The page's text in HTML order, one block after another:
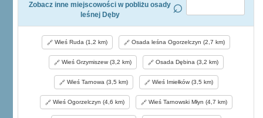
Zobacz inne miejscowości w pobliżu osady
leśnej Dęby
Wieś Ruda (1,2 km) Osada leśna Ogorzelczyn (2,7 km)
Wieś Grzymiszew (3,2 km) Osada Dębina (3,2 km)
Wieś Tarnowa (3,5 km) Wieś Imiełków (3,5 km)
Wieś Ogorzelczyn (4,6 km) Wieś Tarnowski Młyn (4,7 km)